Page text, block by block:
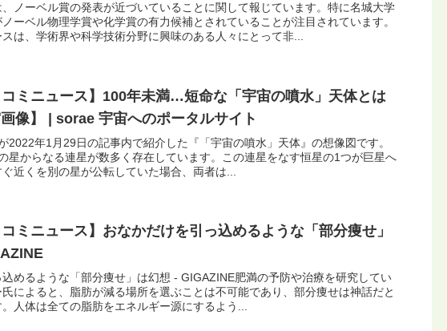
ノーベル賞の発表が近づいていることに関して報じています。特に名城大学
ーベル物理学賞や化学賞の有力候補とされていることが注目されています。
は、学術界や科学技術分野に興味のある人々にとって非...
コミニュース】100年未満…短命な「宇宙の噴水」天体とは
画像】 | sorae 宇宙へのポータルサイト
2022年1月29日の記事内で紹介した『「宇宙の噴水」天体』の想像図です。
星からなる連星が数多く存在しています。この連星をなす恒星の1つが巨星へ
近くを別の星が公転していた場合、両者は...
コミニュース】おなかだけを引っ込めるような「部分痩せ」
めるような「部分痩せ」は幻想 - GIGAZINE肥満の予防や治療を研究してい
によると、脂肪が減る場所を選ぶことは不可能であり、部分痩せは神話だと
人体は全ての脂肪をエネルギー源にするよう...